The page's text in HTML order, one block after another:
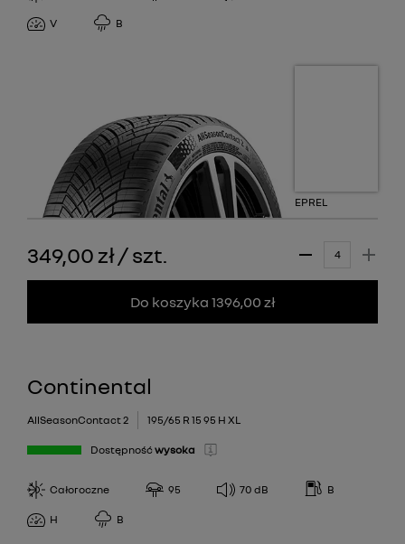
V B
EPREL
349,00 zł/szt.
Do koszyka 1396,00 zł
Continental
AllSeasonContact 2 195/65 R 15 95 H XL
Dostępność wysoka
Całoroczne 95 70 dB B
H B